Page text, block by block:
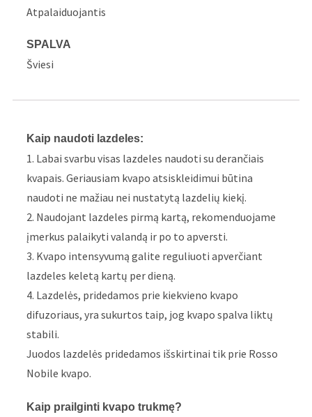
Atpalaiduojantis
SPALVA
Šviesi
Kaip naudoti lazdeles:
1. Labai svarbu visas lazdeles naudoti su derančiais
kvapais. Geriausiam kvapo atsiskleidimui būtina
naudoti ne mažiau nei nustatytą lazdelių kiekį.
2. Naudojant lazdeles pirmą kartą, rekomenduojame
įmerkus palaikyti valandą ir po to apversti.
3. Kvapo intensyvumą galite reguliuoti apverčiant
lazdeles keletą kartų per dieną.
4. Lazdelės, pridedamos prie kiekvieno kvapo
difuzoriaus, yra sukurtos taip, jog kvapo spalva liktų
stabili.
Juodos lazdelės pridedamos išskirtinai tik prie Rosso
Nobile kvapo.
Kaip prailginti kvapo trukmę?